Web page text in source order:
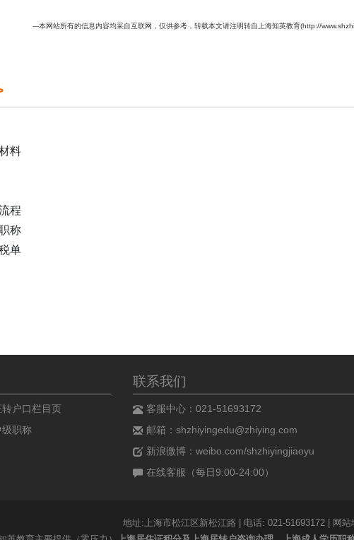
---本网站所有的信息内容均采自互联网，仅供参考，转载本文请注明转自上海知英教育(http://
料
程
称
单
转户口栏目页
级职称
联系我们
客服中心：021-51693172
邮箱：shzhiyingedu@zhiying.com
新浪微博：weibo.com/shzhiyingjiaoyu
在线客服（每日9:00-24:00）
地址:上海市松江区新松江路 | 电话: 021-51693172 |
网站